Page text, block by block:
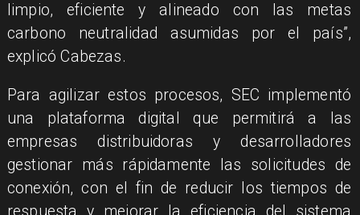
limpio, eficiente y alineado con las metas
carbono neutralidad asumidas por el país”,
explicó Cabezas.
Para agilizar estos procesos, SEC implementó
una plataforma digital que permitirá a las
empresas distribuidoras y desarrolladores
gestionar más rápidamente las solicitudes de
conexión, con el fin de reducir los tiempos de